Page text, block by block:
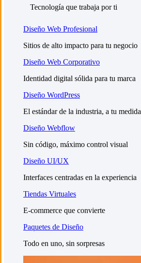
Tecnología que trabaja por ti
Diseño Web Profesional
Sitios de alto impacto para tu negocio
Diseño Web Corporativo
Identidad digital sólida para tu marca
Diseño WordPress
El estándar de la industria, a tu medida
Diseño Webflow
Sin código, máximo control visual
Diseño UI/UX
Interfaces centradas en la experiencia
Tiendas Virtuales
E-commerce que convierte
Paquetes de Diseño
Todo en uno, sin sorpresas